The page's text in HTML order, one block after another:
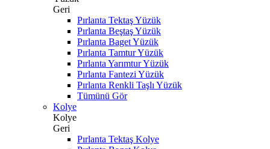
Geri
Pırlanta Tektaş Yüzük
Pırlanta Beştaş Yüzük
Pırlanta Baget Yüzük
Pırlanta Tamtur Yüzük
Pırlanta Yarımtur Yüzük
Pırlanta Fantezi Yüzük
Pırlanta Renkli Taşlı Yüzük
Tümünü Gör
Kolye
Kolye
Geri
Pırlanta Tektaş Kolye